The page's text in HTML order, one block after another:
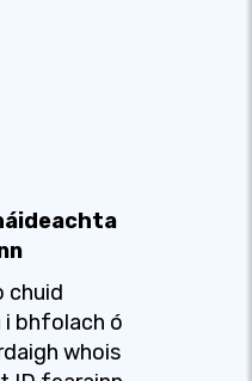
chuid
i bhfolach ó
whois